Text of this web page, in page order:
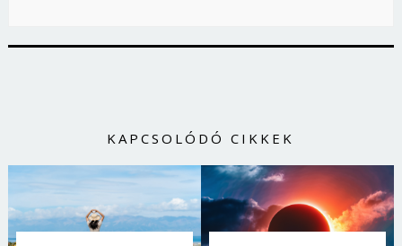
KAPCSOLÓDÓ CIKKEK